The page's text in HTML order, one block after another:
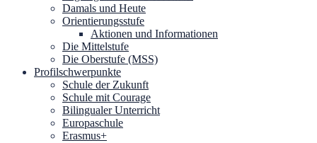
Damals und Heute
Orientierungsstufe
Aktionen und Informationen
Die Mittelstufe
Die Oberstufe (MSS)
Profilschwerpunkte
Schule der Zukunft
Schule mit Courage
Bilingualer Unterricht
Europaschule
Erasmus+